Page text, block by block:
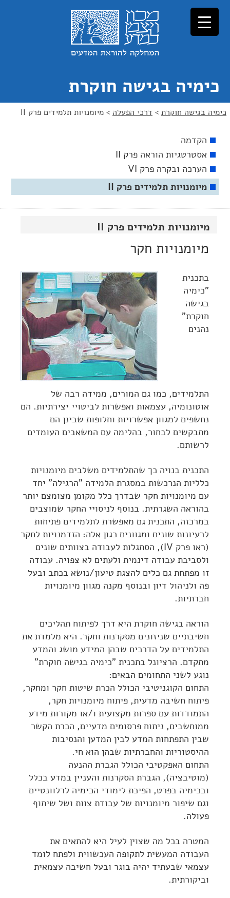
כימיה בגישה חוקרת
כימיה בגישה חוקרת > דרכי הפעלה > מיומנויות תלמידים פרק II
מיומנויות תלמידים פרק II
מיומנויות חקר
בתכנית
"כימיה
בגישה
חוקרת"
נהנים
התלמידים, כמו גם המורים, ממידה רבה של
אוטונומיה, עצמאות ואפשרות לביטויי יצירתיות. הם
נחשפים למגוון אפשרויות וחלופות שבינן הם
מתבקשים לבחור, בהלימה עם המשאבים העומדים
לרשותם.
התכנית בנויה כך שהתלמידים משלבים מיומנויות
כלליות הנרכשות במסגרת הלמידה "הרגילה" יחד
עם מיומנויות חקר שבדרך כלל מקומן מצומצם יותר
בהוראה השגרתית. בנוסף לניסויי החקר שמוצבים
במרכזה, התכנית גם מאפשרת לתלמידים פתיחות
לרעיונות שונים ומגוונים כגון אלה: הזדמנויות לחקר
(ראו פרק IV), הסתגלות לעבודה בצוותים שונים
ולסביבת עבודה דינמית ולעתים לא צפויה. עבודה
זו מפתחת גם כלים להצגת טיעון/נושא בכתב ובעל
פה ולניהול דיון ובנוסף מקנה מגוון מיומנויות
חברתיות.
הוראה בגישה חוקרת היא דרך לפיתוח תהליכים
חשיבתיים שניזונים מסקרנות וחקר. היא מלמדת את
התלמידים על הדרכים שבהן המידע מושג והמדע
מתקדם. הרציונל בתכנית "כימיה בגישה חוקרת"
נוגע לשני התחומים הבאים:
התחום הקוגניטיבי הכולל הכרת שיטות חקר ומחקר,
פיתוח חשיבה מדעית, פיתוח מיומנויות חקר,
התמודדות עם ספרות מקצועית ו/או מקורות מידע
ממוחשבים, ניתוח פרסומים מדעיים, הכרת הקשר
שבין התפתחות המדע לבין המדען והנסיבות
ההיסטוריות והחברתיות שבהן הוא חי.
התחום האפקטיבי הכולל הגברת ההנעה
(מוטיבציה), הגברת הסקרנות והעניין במדע בכלל
ובכימיה בפרט, הפיכת לימודי הכימיה לרלוונטיים
וגם שיפור מיומנויות של עבודת צוות ושל שיתוף
פעולה.
המטרה בכל מה שצוין לעיל היא להתאים את
העבודה המעשית לתקופה העכשווית ולפתח לומד
עצמאי שבעתיד יהיה בוגר ובעל חשיבה עצמאית
וביקורתית.
הקדמה
אסטרטגיות הוראה פרק II
הערכה ובקרה פרק VI
מיומנויות תלמידים פרק II